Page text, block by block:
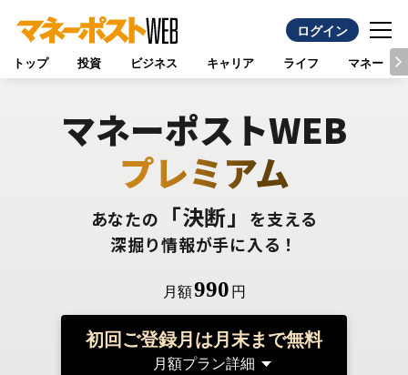
ログイン
トップ 投資 ビジネス キャリア ライフ マネー
マネーポストWEB
プレミアム
あなたの 「決断」
を支える
深掘り情報が手に入る！
月額990 円
初回ご登録月は月末まで無料
月額プラン詳細